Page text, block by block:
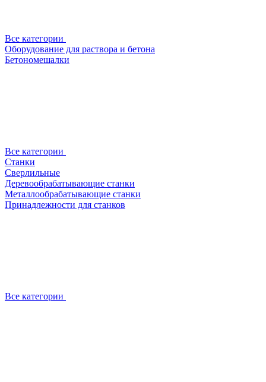
Все категории
Оборудование для раствора и бетона
Бетономешалки
Все категории
Станки
Сверлильные
Деревообрабатывающие станки
Металлообрабатывающие станки
Принадлежности для станков
Все категории